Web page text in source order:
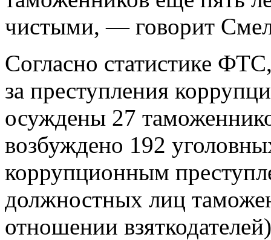
чистыми, — говорит
Согласно статистике
за преступления
осуждены 27
возбуждено 192
коррупционным
должностных лиц
отношении